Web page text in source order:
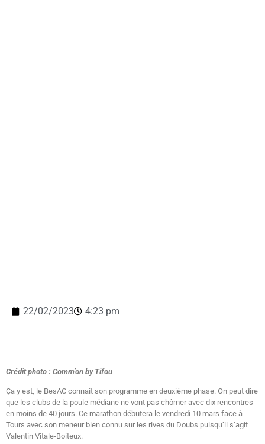
22/02/2023 4:23 pm
Crédit photo : Comm’on by Tifou
Ça y est, le BesAC connait son programme en deuxième phase. On peut dire
que les clubs de la poule médiane ne vont pas chômer avec dix rencontres
en moins de 40 jours. Ce marathon débutera le vendredi 10 mars face à
Tours avec son meneur bien connu sur les rives du Doubs puisqu’il s’agit
Valentin Vitale-Boiteux.